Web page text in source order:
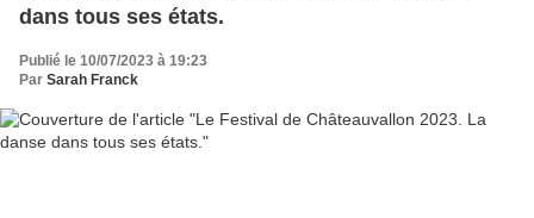
dans tous ses états.
Publié le 10/07/2023 à 19:23
Par Sarah Franck